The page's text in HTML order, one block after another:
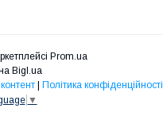
Prom.ua
Bigl.ua
| Політика конфіденційності
▼